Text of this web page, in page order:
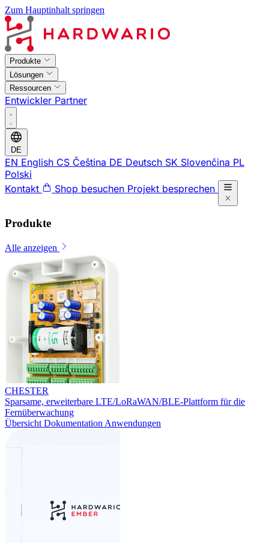
Zum Hauptinhalt springen
Produkte
Lösungen
Ressourcen
Entwickler Partner
DE
EN English CS Čeština DE Deutsch SK Slovenčina PL
Polski
Kontakt
Shop besuchen Projekt besprechen
Produkte
Alle anzeigen
CHESTER
Sparsame, erweiterbare LTE/LoRaWAN/BLE-Plattform für die
Fernüberwachung
Übersicht Dokumentation Anwendungen